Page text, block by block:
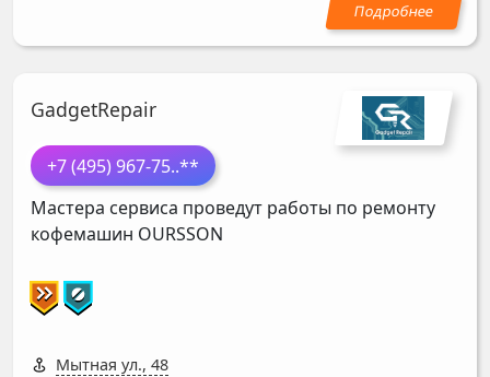
GadgetRepair
+7 (495) 967-75..**
Мастера сервиса проведут работы по ремонту
кофемашин OURSSON
Мытная ул., 48